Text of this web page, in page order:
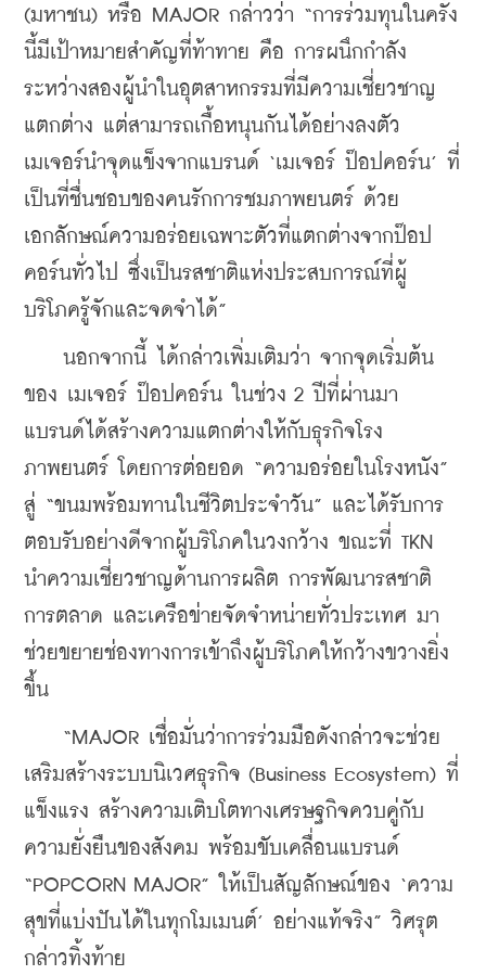
(มหาชน) หรือ MAJOR กล่าวว่า “การร่วมทุนในครั้ง
นี้มีเป้าหมายสำคัญที่ท้าทาย คือ การผนึกกำลัง
ระหว่างสองผู้นำในอุตสาหกรรมที่มีความเชี่ยวชาญ
แตกต่าง แต่สามารถเกื้อหนุนกันได้อย่างลงตัว
เมเจอร์นำจุดแข็งจากแบรนด์ ‘เมเจอร์ ป๊อปคอร์น’ ที่
เป็นที่ชื่นชอบของคนรักการชมภาพยนตร์ ด้วย
เอกลักษณ์ความอร่อยเฉพาะตัวที่แตกต่างจากป๊อป
คอร์นทั่วไป ซึ่งเป็นรสชาติแห่งประสบการณ์ที่ผู้
บริโภครู้จักและจดจำได้”
นอกจากนี้ ได้กล่าวเพิ่มเติมว่า จากจุดเริ่มต้น
ของ เมเจอร์ ป๊อปคอร์น ในช่วง 2 ปีที่ผ่านมา
แบรนด์ได้สร้างความแตกต่างให้กับธุรกิจโรง
ภาพยนตร์ โดยการต่อยอด “ความอร่อยในโรงหนัง”
สู่ “ขนมพร้อมทานในชีวิตประจำวัน” และได้รับการ
ตอบรับอย่างดีจากผู้บริโภคในวงกว้าง ขณะที่ TKN
นำความเชี่ยวชาญด้านการผลิต การพัฒนารสชาติ
การตลาด และเครือข่ายจัดจำหน่ายทั่วประเทศ มา
ช่วยขยายช่องทางการเข้าถึงผู้บริโภคให้กว้างขวางยิ่ง
ขึ้น
“MAJOR เชื่อมั่นว่าการร่วมมือดังกล่าวจะช่วย
เสริมสร้างระบบนิเวศธุรกิจ (Business Ecosystem) ที่
แข็งแรง สร้างความเติบโตทางเศรษฐกิจควบคู่กับ
ความยั่งยืนของสังคม พร้อมขับเคลื่อนแบรนด์
“POPCORN MAJOR” ให้เป็นสัญลักษณ์ของ ‘ความ
สุขที่แบ่งปันได้ในทุกโมเมนต์’ อย่างแท้จริง” วิศรุต
กล่าวทิ้งท้าย